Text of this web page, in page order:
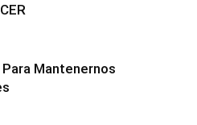
Mantenernos